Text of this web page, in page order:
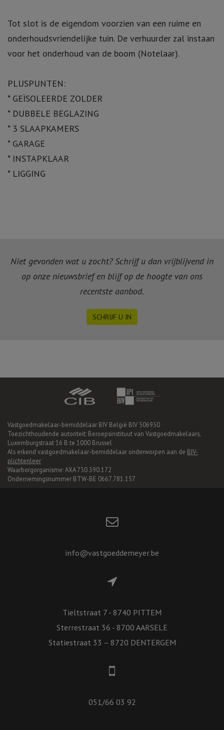
Tot slot is de eigendom voorzien van een ruime en
onderhoudsvriendelijke tuin. De verhuurder zal instaan
voor het onderhoud van de boom (Notelaar).
PLUSPUNTEN:
* GEÏSOLEERDE ZOLDER
* DUBBELE BEGLAZING
* 3 SLAAPKAMERS
* GARAGE
* INSTAPKLAAR
* LIGGING
Niet gevonden wat u zocht? Schrijf u dan vrijblijvend in
op onze nieuwsbrief en blijf op de hoogte van ons
recentste aanbod.
SCHRIJF U IN
Vastgoedmakelaar-bemiddelaar BIV België BIV 506930
Toezichthoudende autoriteit: Beroepsinstituut van Vastgoedmakelaars,
Luxemburgstraat 16 B te 1000 Brussel
Als erkend vastgoedmakelaar-bemiddelaar onderworpen aan de BIV-
plichtenleer
Waarborgorganisme: AXA 730.390.172
Ondernemingsnummer BTW-BE 0667.781.157
info@vastgoeddemeyer.be
Tieltstraat 7 - 8740 PITTEM
Sterrestraat 36 - 8700 AARSELE
Statiestraat 33 – 8720 DENTERGEM
051/66 03 92